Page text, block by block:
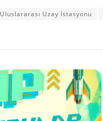
Uluslararası Uzay İstasyonu